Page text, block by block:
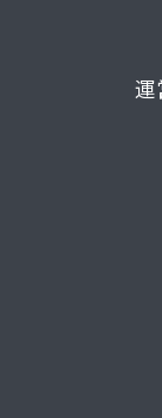
運